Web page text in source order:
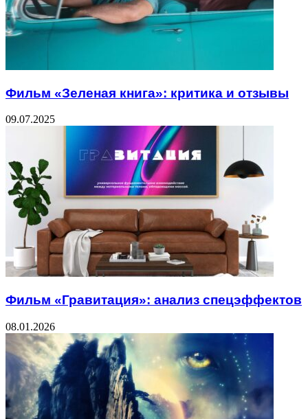
Фильм «Зеленая книга»: критика и отзывы
09.07.2025
Фильм «Гравитация»: анализ спецэффектов
08.01.2026